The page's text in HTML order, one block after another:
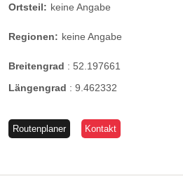
Ortsteil: keine Angabe
Regionen: keine Angabe
Breitengrad : 52.197661
Längengrad : 9.462332
Routenplaner Kontakt